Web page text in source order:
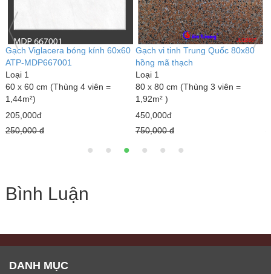
Gạch Viglacera bóng kính 60x60
ATP-MDP667001
Loại 1
60 x 60 cm (Thùng 4 viên =
1,44m²)
205,000đ
250,000 đ
Gạch vi tinh Trung Quốc 80x80
hồng mã thạch
Loại 1
80 x 80 cm (Thùng 3 viên =
1,92m² )
450,000đ
750,000 đ
Bình Luận
DANH MỤC